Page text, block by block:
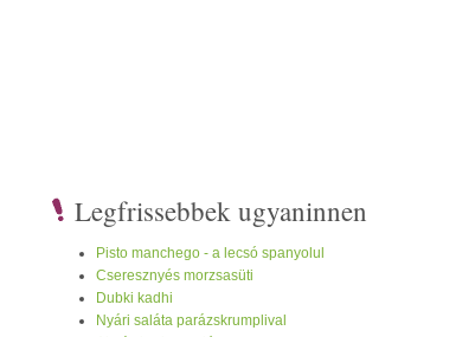
Legfrissebbek ugyaninnen
Pisto manchego - a lecsó spanyolul
Cseresznyés morzsasüti
Dubki kadhi
Nyári saláta parázskrumplival